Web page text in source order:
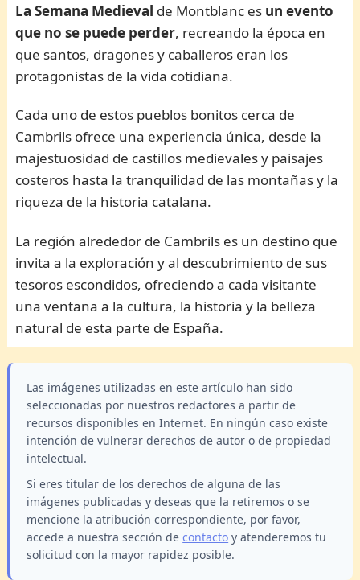
La Semana Medieval de Montblanc es un evento
que no se puede perder, recreando la época en
que santos, dragones y caballeros eran los
protagonistas de la vida cotidiana.
Cada uno de estos pueblos bonitos cerca de
Cambrils ofrece una experiencia única, desde la
majestuosidad de castillos medievales y paisajes
costeros hasta la tranquilidad de las montañas y la
riqueza de la historia catalana.
La región alrededor de Cambrils es un destino que
invita a la exploración y al descubrimiento de sus
tesoros escondidos, ofreciendo a cada visitante
una ventana a la cultura, la historia y la belleza
natural de esta parte de España.
Las imágenes utilizadas en este artículo han sido
seleccionadas por nuestros redactores a partir de
recursos disponibles en Internet. En ningún caso existe
intención de vulnerar derechos de autor o de propiedad
intelectual.
Si eres titular de los derechos de alguna de las
imágenes publicadas y deseas que la retiremos o se
mencione la atribución correspondiente, por favor,
accede a nuestra sección decontacto y atenderemos tu
solicitud con la mayor rapidez posible.